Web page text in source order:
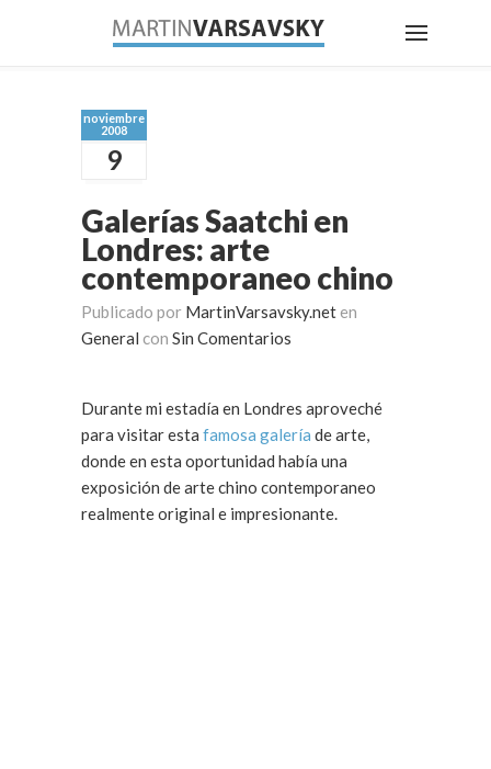
noviembre
2008
9
Galerías Saatchi en
Londres: arte
contemporaneo chino
Publicado por MartinVarsavsky.net en
General con Sin Comentarios
Durante mi estadía en Londres aproveché
para visitar esta famosa galería de arte,
donde en esta oportunidad había una
exposición de arte chino contemporaneo
realmente original e impresionante.